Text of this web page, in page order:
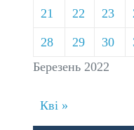
Березень 2022
21 22 23
28 29 30
Кві »